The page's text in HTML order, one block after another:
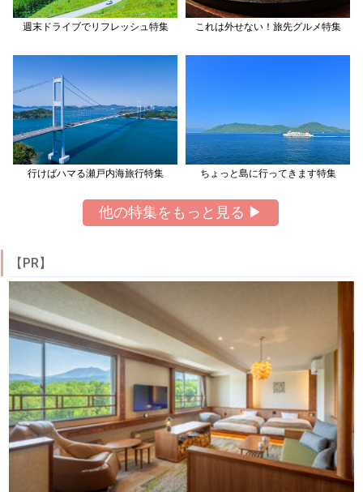
週末ドライブでリフレッシュ特集 これは外せない！旅先グルメ特集
行けばハマる瀬戸内海旅行特集 ちょっと島に行ってきます特集
他の特集をもっと見る ▶
【PR】